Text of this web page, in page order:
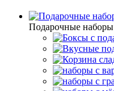
Подарочные наборы